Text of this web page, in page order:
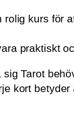
rolig kurs för
praktiskt
sig Tarot
kort